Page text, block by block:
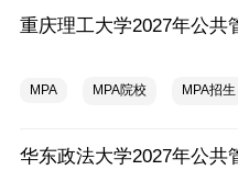
MPA MPA院校 MPA招生